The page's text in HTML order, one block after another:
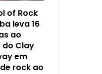
of Rock
leva 16
ao
do Clay
em
rock ao